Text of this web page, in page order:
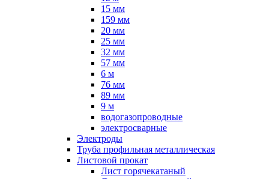
15 мм
159 мм
20 мм
25 мм
32 мм
57 мм
6 м
76 мм
89 мм
9 м
водогазопроводные
электросварные
Электроды
Труба профильная металлическая
Листовой прокат
Лист горячекатаный